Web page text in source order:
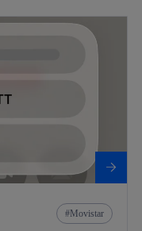
Movistar